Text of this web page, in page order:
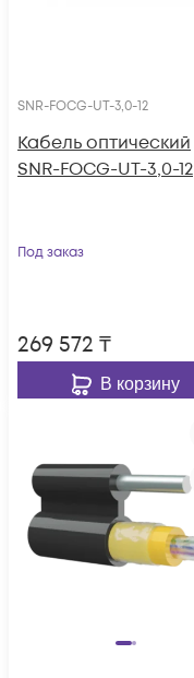
SNR-FOCG-UT-3,0-12
Кабель оптический
SNR-FOCG-UT-3,0-12
Под заказ
269 572 ₸
В корзину